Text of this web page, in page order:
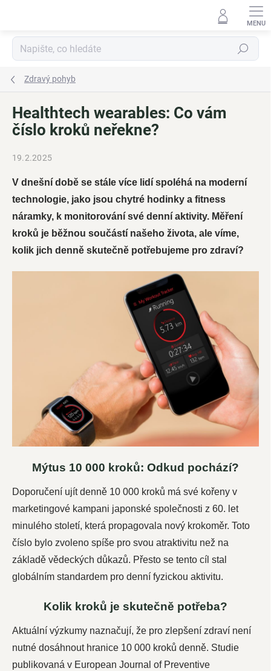
Hledat
Zdravý pohyb
Healthtech wearables: Co vám
číslo kroků neřekne?
19.2.2025
V dnešní době se stále více lidí spoléhá na moderní
technologie, jako jsou chytré hodinky a fitness
náramky, k monitorování své denní aktivity. Měření
kroků je běžnou součástí našeho života, ale víme,
kolik jich denně skutečně potřebujeme pro zdraví?
Mýtus 10 000 kroků: Odkud pochází?
Doporučení ujít denně 10 000 kroků má své kořeny v
marketingové kampani japonské společnosti z 60. let
minulého století, která propagovala nový krokoměr. Toto
číslo bylo zvoleno spíše pro svou atraktivitu než na
základě vědeckých důkazů. Přesto se tento cíl stal
globálním standardem pro denní fyzickou aktivitu.
Kolik kroků je skutečně potřeba?
Aktuální výzkumy naznačují, že pro zlepšení zdraví není
nutné dosáhnout hranice 10 000 kroků denně. Studie
publikovaná v European Journal of Preventive